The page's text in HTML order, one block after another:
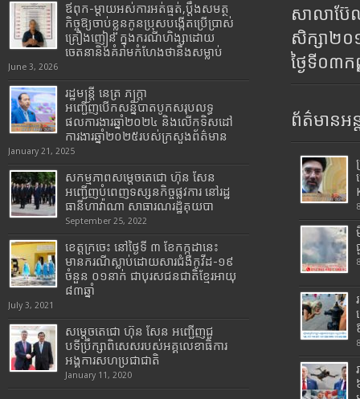
ឪពុក-ម្ដាយអស់ការអត់ធ្មត់,ប្ដឹងសមត្ថ
កិច្ចឱ្យចាប់ខ្លួនកូនប្រុសបង្កើតប្រើប្រាស់
គ្រឿងញៀន ក្នុងករណីហិង្សាដោយ
ចេតនានិងគំរាមកំហែងថានឹងសម្លាប់
June 3, 2026
រដ្ឋមន្រ្តី​ នេត្រ​ ភក្ត្រា​
អញ្ជើញបើកសន្និបាតបូកសរុបលទ្ធ
ផលការងារឆ្នាំ២០២៤ និងលើកទិសដៅ
ការងារឆ្នាំ២០២៥របស់​ក្រសួង​ព័ត៌មាន​
January 21, 2025
សកម្មភាពសម្តេចតេជោ ហ៊ុន សែន
អញ្ជើញបំពេញទស្សនកិច្ចផ្លូវការ នៅរដ្ឋ
ធានីហាវ៉ាណា សាធារណរដ្ឋគុយបា
September 25, 2022
ខេត្តក្រចេះ នៅថ្ងៃទី ៣ ខែកក្កដានេះ
មានករណីស្លាប់ដោយសារជំងឺកូវីដ-១៩
ចំនួន ០១នាក់ ជាបុរសជនជាតិខ្មែរអាយុ
៨៣ឆ្នាំ
July 3, 2021
សម្តេចតេជោ ហ៊ុន សែន អញ្ជើញជួ
បទីប្រឹក្សាពិសេសរបស់អគ្គលេខាធិការ
អង្គការសហប្រជាជាតិ
January 11, 2020
សាលាប៊ែ
សិក្សា២
ថ្ងៃទី០៣
ព័ត៌មានអន្